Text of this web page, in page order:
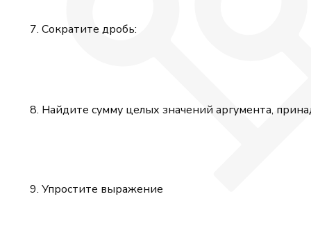
Сократите дробь:
Найдите сумму целых значений аргумента,
Упростите выражение